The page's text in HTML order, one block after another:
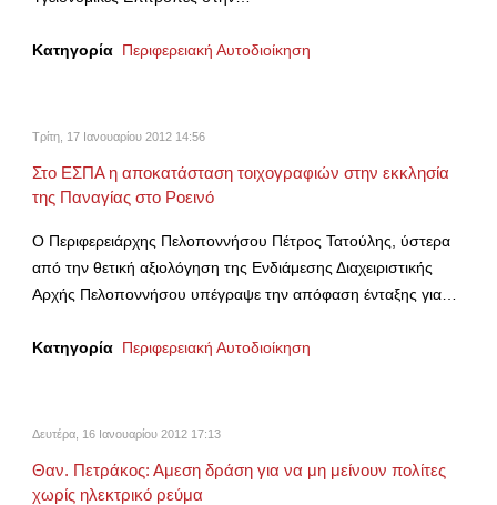
Κατηγορία Περιφερειακή Αυτοδιοίκηση
Τρίτη, 17 Ιανουαρίου 2012 14:56
Στο ΕΣΠΑ η αποκατάσταση τοιχογραφιών στην εκκλησία
της Παναγίας στο Ροεινό
Ο Περιφερειάρχης Πελοποννήσου Πέτρος Τατούλης, ύστερα
από την θετική αξιολόγηση της Ενδιάμεσης Διαχειριστικής
Αρχής Πελοποννήσου υπέγραψε την απόφαση ένταξης για…
Κατηγορία Περιφερειακή Αυτοδιοίκηση
Δευτέρα, 16 Ιανουαρίου 2012 17:13
Θαν. Πετράκος: Αμεση δράση για να μη μείνουν πολίτες
χωρίς ηλεκτρικό ρεύμα